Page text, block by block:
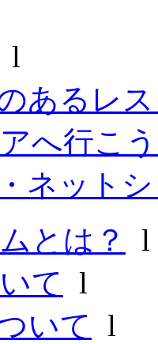
l
あるレ
へ行こ
ネット
とは？
て l
いて l